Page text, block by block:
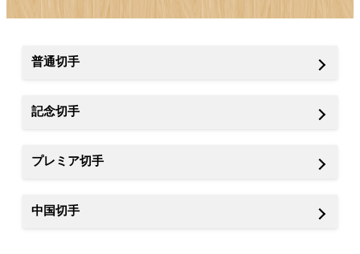
普通切手
記念切手
プレミア切手
中国切手